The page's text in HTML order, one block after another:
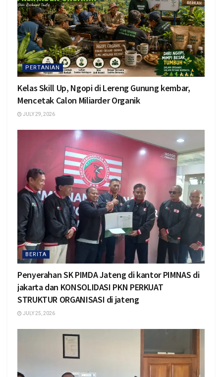
PERTANIAN
Kelas Skill Up, Ngopi di Lereng Gunung kembar,
Mencetak Calon Miliarder Organik
JULY 29, 2026
BERITA
Penyerahan SK PIMDA Jateng di kantor PIMNAS di
jakarta dan KONSOLIDASI PKN PERKUAT
STRUKTUR ORGANISASI di jateng
JULY 25, 2026